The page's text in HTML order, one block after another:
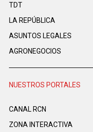
TDT
LA REPÚBLICA
ASUNTOS LEGALES
AGRONEGOCIOS
NUESTROS PORTALES
CANAL RCN
ZONA INTERACTIVA